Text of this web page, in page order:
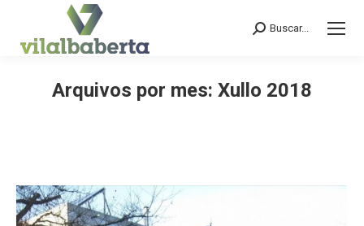
Search:
Buscar...
Arquivos por mes: Xullo 2018